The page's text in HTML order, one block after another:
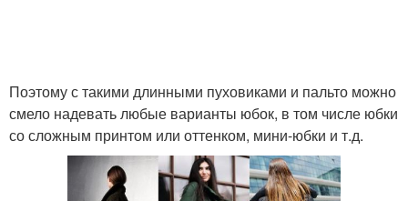
Поэтому с такими длинными пуховиками и пальто можно
смело надевать любые варианты юбок, в том числе юбки
со сложным принтом или оттенком, мини-юбки и т.д.